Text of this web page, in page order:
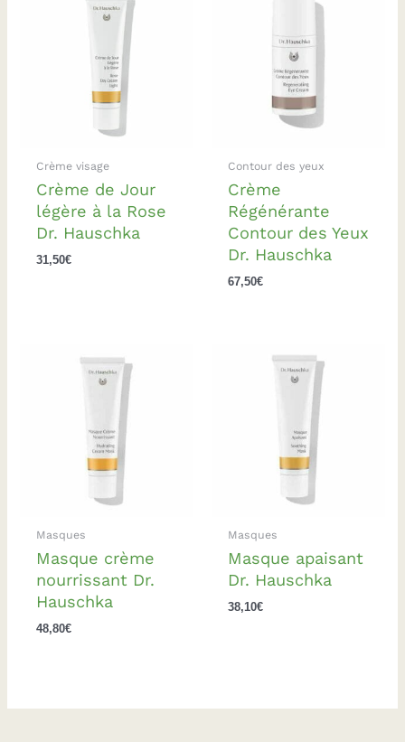
Crème visage
Crème de Jour
légère à la Rose
Dr. Hauschka
31,50€
Contour des yeux
Crème
Régénérante
Contour des Yeux
Dr. Hauschka
67,50€
Masques
Masque crème
nourrissant Dr.
Hauschka
48,80€
Masques
Masque apaisant
Dr. Hauschka
38,10€